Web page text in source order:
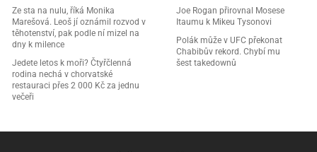
Ze sta na nulu, říká Monika
Marešová. Leoš jí oznámil rozvod v
těhotenství, pak podle ní mizel na
dny k milence
Jedete letos k moři? Čtyřčlenná
rodina nechá v chorvatské
restauraci přes 2 000 Kč za jednu
večeři
Joe Rogan přirovnal Mosese
Itaumu k Mikeu Tysonovi
Polák může v UFC překonat
Chabibův rekord. Chybí mu
šest takedownů